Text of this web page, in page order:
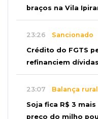
braços na Vila
23:26 Sancionado
Crédito do FGTS
refinanciem
23:07 Balança rural
Soja fica R$ 3
preço do milho